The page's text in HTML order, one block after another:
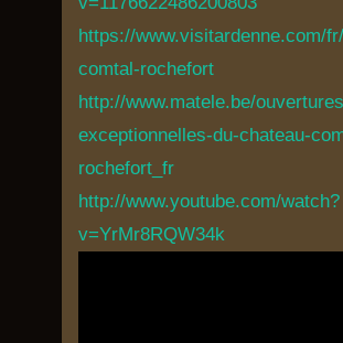
https://www.visitardenne.com/
comtal-rochefort
http://www.matele.be/
exceptionnelles-du-chateau-
rochefort_fr
http://www.youtube.com/watch?
v=YrMr8RQW34k